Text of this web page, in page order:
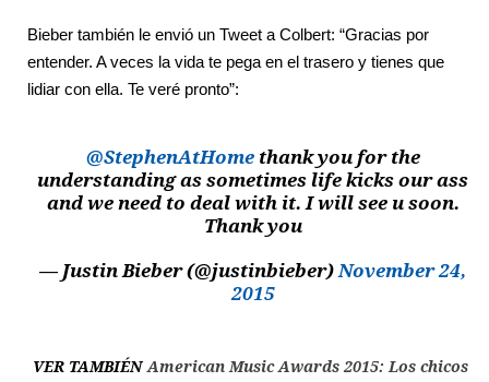
Bieber también le envió un Tweet a Colbert: “Gracias por
entender. A veces la vida te pega en el trasero y tienes que
lidiar con ella. Te veré pronto”:
@StephenAtHomethank you for the
understanding as sometimes life kicks our ass
and we need to deal with it. I will see u soon.
Thank you
— Justin Bieber (@justinbieber)November 24,
2015
VER TAMBIÉN American Music Awards 2015: Los chicos